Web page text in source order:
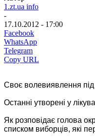
1.zt.ua info
-
17.10.2012 - 17:00
Facebook
WhatsApp
Telegram
Copy URL
Своє волевиявлення під
Останні утворені у
Як розповідає голова
списком виборців, які